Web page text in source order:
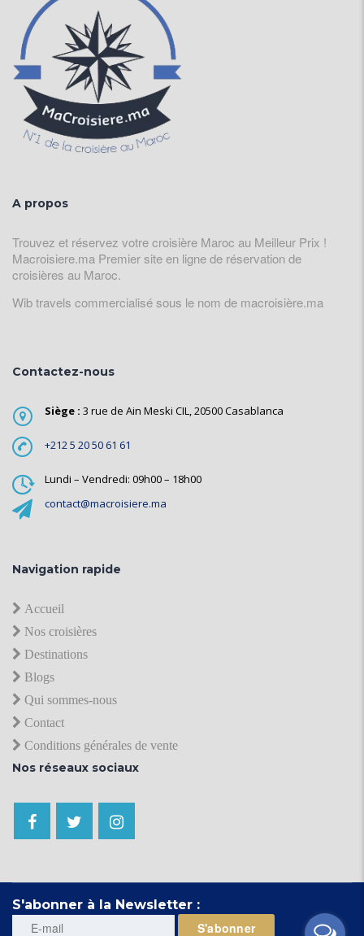
A propos
Trouvez et réservez votre croisière Maroc au Meilleur Prix !
Macroisiere.ma Premier site en ligne de réservation de
croisières au Maroc.
Wib travels commercialisé sous le nom de macroisière.ma
Contactez-nous
Siège : 3 rue de Ain Meski CIL, 20500 Casablanca
+212 5 20 50 61 61
Lundi – Vendredi: 09h00 – 18h00
contact@macroisiere.ma
Navigation rapide
Accueil
Nos croisières
Destinations
Blogs
Qui sommes-nous
Contact
Conditions générales de vente
Nos réseaux sociaux
S'abonner à la Newsletter :